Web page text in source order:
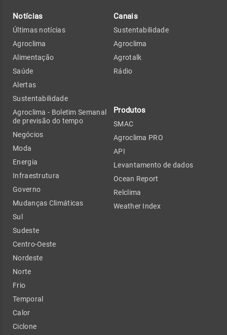
Notícias
Últimas notícias
Agroclima
Alimentação
Saúde
Alertas
Sustentabilidade
Agroclima - Boletim Semanal
de previsão do tempo
Negócios
Moda
Energia
Infraestrutura
Governo
Mudanças Climáticas
Sul
Sudeste
Centro-Oeste
Nordeste
Norte
Frio
Temporal
Calor
Ciclone
Canais
Sustentabilidade
Agroclima
Agrotalk
Rádio
Produtos
SMAC
Agroclima PRO
API
Levantamento de dados
Ocean Report
Relclima
Weather Index